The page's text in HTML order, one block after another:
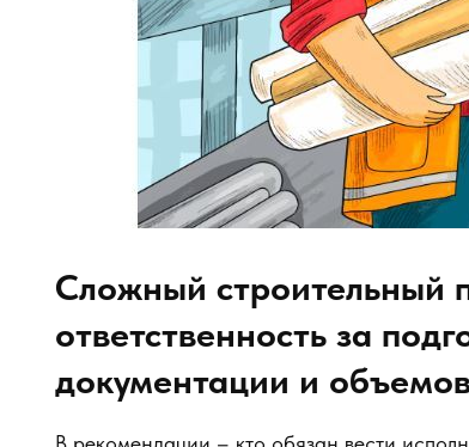
Сложный строительный
ответственность за
документации и